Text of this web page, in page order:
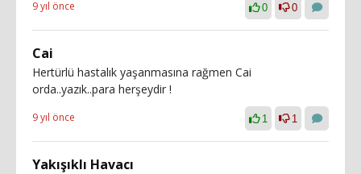
9 yıl önce 0 0
Cai
Hertürlü hastalık yaşanmasına rağmen Cai
orda..yazık..para herşeydir !
9 yıl önce 1 1
Yakışıklı Havacı